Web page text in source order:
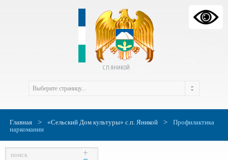
С.П. ЯНИКОЙ
Главная > «Сельский Дом культуры» с.п. Яникой >
Профилактика
наркомании